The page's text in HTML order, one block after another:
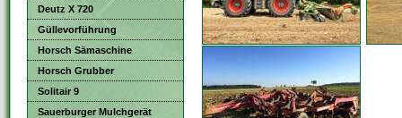
Deutz X 720
Güllevorführung
Horsch Sämaschine
Horsch Grubber
Solitair 9
Sauerburger Mulchgerät